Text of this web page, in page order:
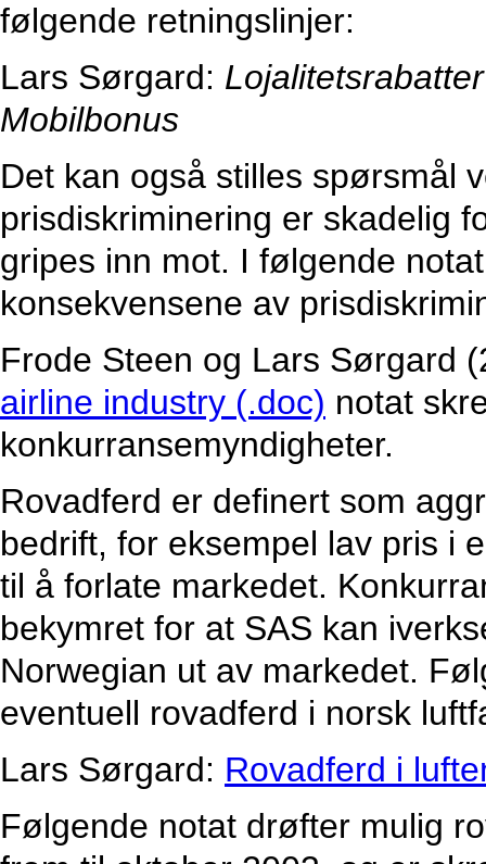
følgende retningslinjer:
Lars Sørgard:
Mobilbonus
Det kan også stilles spørsmål
prisdiskriminering er skadelig
gripes inn mot. I følgende
konsekvensene av
Frode Steen og Lars Sørgard
airline industry (.doc) notat
konkurransemyndigheter.
Rovadferd er definert som
bedrift, for eksempel lav pris i
til å forlate markedet.
bekymret for at SAS kan
Norwegian ut av markedet.
eventuell rovadferd i norsk
Lars Sørgard: Rovadferd i
Følgende notat drøfter mulig